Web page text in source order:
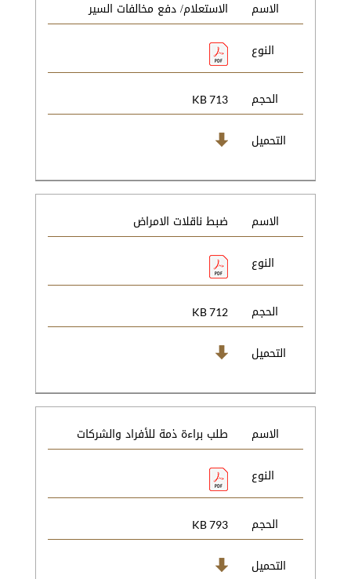
الاسم
الاستعلام/ دفع مخالفات السير
النوع
الحجم 713 KB
التحميل
الاسم
ضبط ناقلات الامراض
النوع
الحجم 712 KB
التحميل
الاسم
طلب براءة ذمة للأفراد والشركات
النوع
الحجم 793 KB
التحميل